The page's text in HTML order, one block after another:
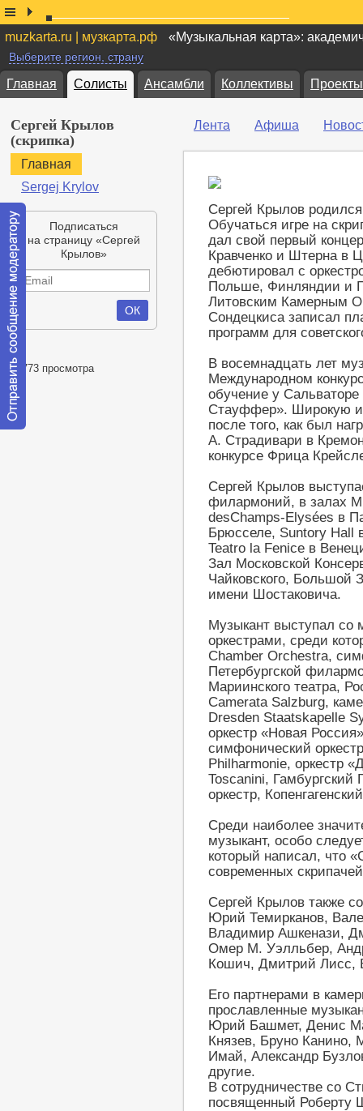
muzkarta.ru | музкарта.рф «Музыкальная карта»:
Выберите регион, страну
Главная Солисты Ансамбли Коллективы Проекты
Сергей Крылов
(скрипка)
Главная
Sergej Krylov
Подписаться
на страницу «Сергей
Крылов»
57773 просмотра
Лента Афиша
Сергей Крылов
Обучаться игре на
дал свой первый
Кравченко и Штерна в
дебютировал с
Польше, Финляндии и
Литовским Камерным
Сондецкиса записал
программ для
В восемнадцать лет
Международном
обучение у
Стауффер». Широкую
после того, как был
А. Страдивари в
конкурсе Фрица
Сергей Крылов
филармоний, в залах
desChamps-Elysées в
Брюсселе, Suntory Hall
Teatro la Fenice в
Зал Московской
Чайковского, Большой
имени Шостаковича.
Музыкант выступал со
оркестрами, среди
Chamber Orchestra,
Петербургской
Мариинского театра,
Camerata Salzburg,
Dresden Staatskapelle
оркестр «Новая
симфонический
Philharmonie, оркестр
Toscanini, Гамбургский
оркестр,
Среди наиболее
музыкант, особо
который написал, что
современных
Сергей Крылов также
Юрий Темирканов,
Владимир Ашкенази,
Омер М. Уэлльбер,
Кошич, Дмитрий
Его партнерами в
прославленные
Юрий Башмет, Денис
Князев, Бруно
Имай, Александр
другие.
В сотрудничестве со
посвященный Роберту